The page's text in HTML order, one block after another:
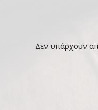
Δεν υπάρχουν